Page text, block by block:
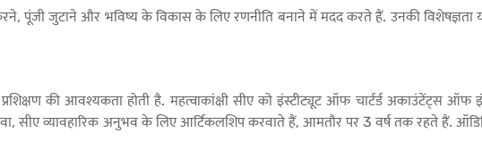
पूंजी जुटाने और भविष्य के विकास के लिए रणनीति बनाने में मदद करते हैं. उनकी विशेषज्ञता
की आवश्यकता होती है. महत्वाकांक्षी सीए को इंस्टीट्यूट ऑफ चार्टर्ड अकाउंटेंट्स ऑफ
सीए व्यावहारिक अनुभव के लिए आर्टिकलशिप करवाते हैं, आमतौर पर 3 वर्ष तक रहते हैं.